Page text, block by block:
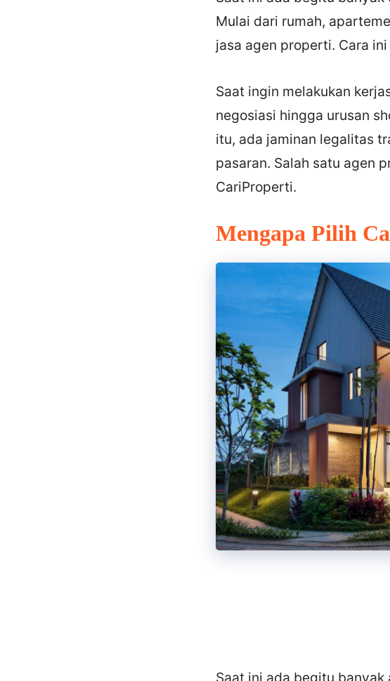
Mulai dari rumah,
jasa agen properti. Cara
Saat ingin melakukan
negosiasi hingga urusan
itu, ada jaminan legalitas
pasaran. Salah satu agen
CariProperti.
Mengapa Pilih
Saat ini ada begitu